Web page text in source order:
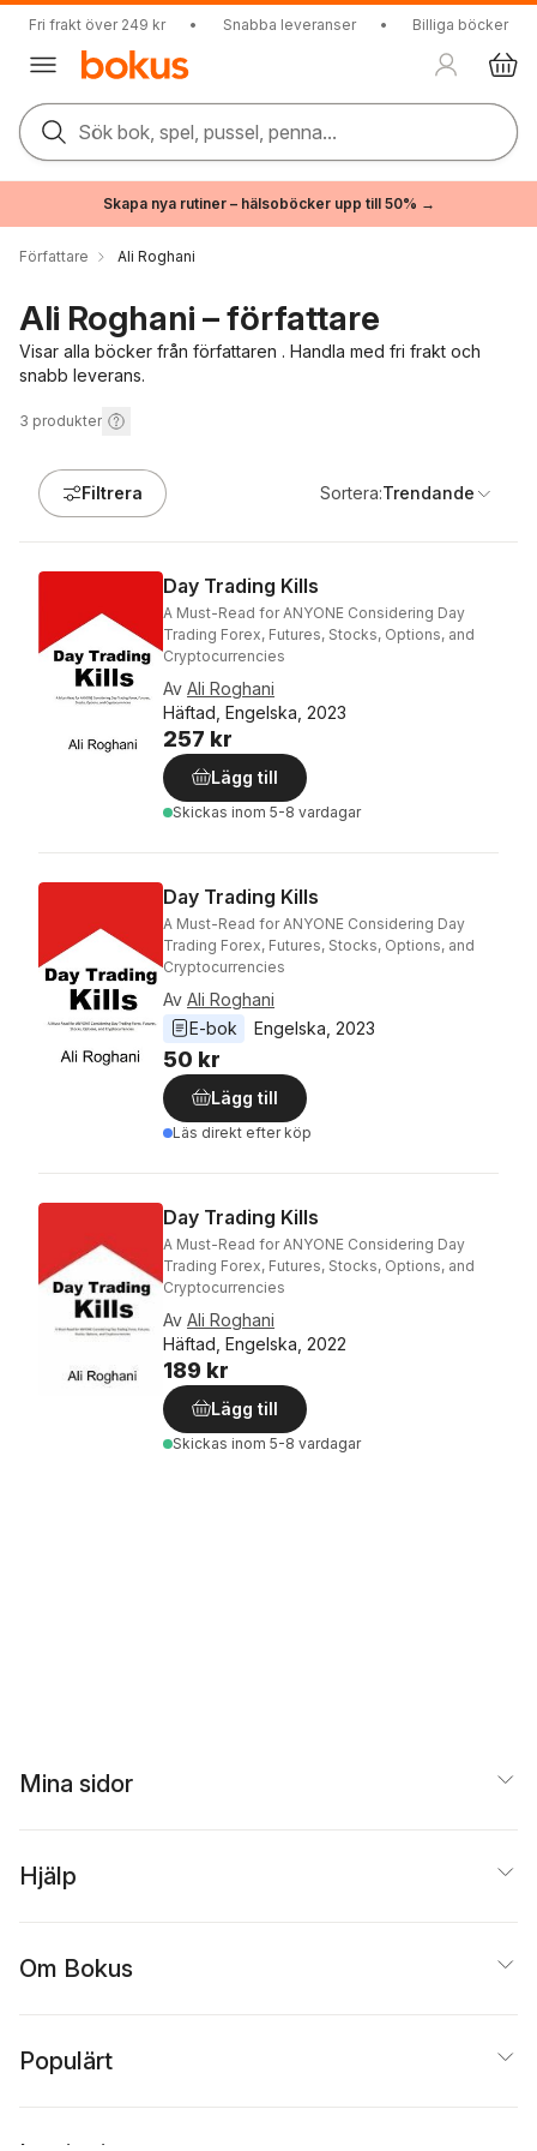
Fri frakt över 249 kr • Snabba leveranser • Billiga böcker
Sök bok, spel, pussel, penna...
Skapa nya rutiner – hälsoböcker upp till 50% →
Författare Ali Roghani
Ali Roghani – författare
Visar alla böcker från författaren . Handla med fri frakt och
snabb leverans.
3 produkter
Filtrera Sortera:Trendande
Day Trading Kills
A Must-Read for ANYONE Considering Day
Trading Forex, Futures, Stocks, Options, and
Cryptocurrencies
Av Ali Roghani
Häftad, Engelska, 2023
257 kr
Lägg till
Skickas inom 5-8 vardagar
Day Trading Kills
A Must-Read for ANYONE Considering Day
Trading Forex, Futures, Stocks, Options, and
Cryptocurrencies
Av Ali Roghani
E-bok
Engelska 2023
50 kr
Lägg till
Läs direkt efter köp
Day Trading Kills
A Must-Read for ANYONE Considering Day
Trading Forex, Futures, Stocks, Options, and
Cryptocurrencies
Av Ali Roghani
Häftad, Engelska, 2022
189 kr
Lägg till
Skickas inom 5-8 vardagar
Mina sidor
Hjälp
Om Bokus
Populärt